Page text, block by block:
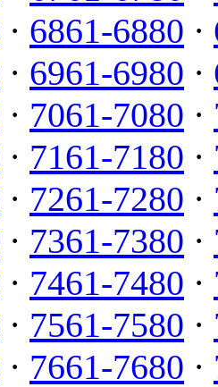
· 6861-6880 ·
· 6961-6980 ·
· 7061-7080 ·
· 7161-7180 ·
· 7261-7280 ·
· 7361-7380 ·
· 7461-7480 ·
· 7561-7580 ·
· 7661-7680 ·